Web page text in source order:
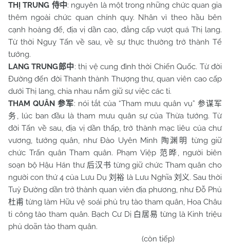
THỊ TRUNG 侍中: nguyên là một trong những chức quan gia
thêm ngoài chức quan chính quy. Nhân vì theo hầu bên
cạnh hoàng đế, địa vị dần cao, đẳng cấp vượt quá Thị lang.
Từ thời Nguỵ Tấn về sau, về sự thực thường trở thành Tể
tướng.
LANG TRUNG 郎中: thị vệ cung đình thời Chiến Quốc. Từ đời
Đường đến đời Thanh thành Thượng thư, quan viên cao cấp
dưới Thị lang, chia nhau nắm giữ sự việc các ti.
THAM QUÂN 参军: nói tắt của “Tham mưu quân vụ” 参谋军
务, lúc ban đầu là tham mưu quân sự của Thừa tướng. Từ
đời Tấn về sau, địa vị dần thấp, trở thành mạc liêu của chư
vương, tướng quân, như Đào Uyên Minh
陶渊明
từng giữ
chức Trấn quân Tham quân. Phạm Việp 范晔, người biên
soạn bộ Hậu Hán thư 后汉书 từng giữ chức Tham quân cho
người con thứ 4 của Lưu Dụ刘裕 là Lưu Nghĩa 刘义. Sau thời
Tuỳ Đường dần trở thành quan viên địa phương, như Đỗ Phủ
杜甫 từng làm Hữu vệ soái phủ trụ tào tham quân, Hoa Châu
ti công tào tham quân. Bạch Cư Dị 白居易 từng là Kinh triệu
phủ doãn tào tham quân.
(còn tiếp)